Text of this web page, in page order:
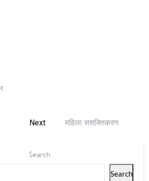
Next महिला सशक्तिकरण
Search
Search